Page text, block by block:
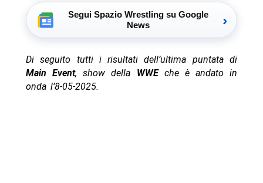
Segui Spazio Wrestling su Google
News
›
Di seguito tutti i risultati dell’ultima puntata di
Main Event, show della WWE che è andato in
onda l’8-05-2025.